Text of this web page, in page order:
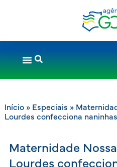
Início» Especiais »
Lourdes confecciona
Maternidade
Lourdes